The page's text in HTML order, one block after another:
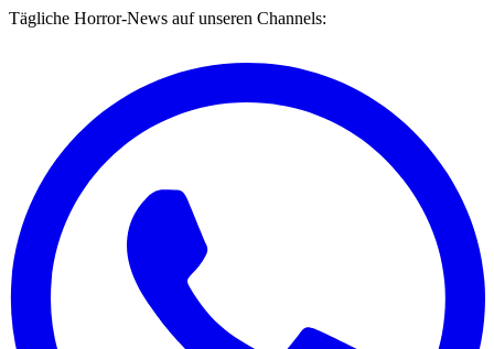
Tägliche Horror-News auf unseren Channels: